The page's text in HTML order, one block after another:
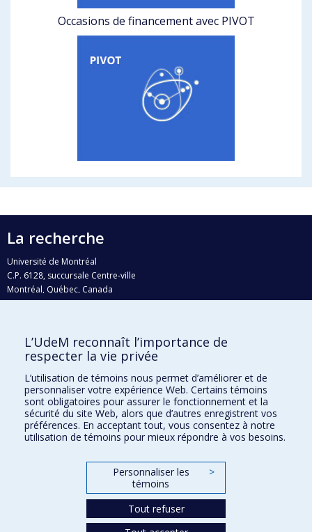
Occasions de financement avec PIVOT
La recherche
Université de Montréal
C.P. 6128, succursale Centre-ville
Montréal, Québec, Canada
H3C 3J7
Qui fait quoi?
Nous trouver
Plan du site
Accessibilité
L’UdeM reconnaît l’importance de
respecter la vie privée
L’utilisation de témoins nous permet d’améliorer et de
personnaliser votre expérience Web. Certains témoins
sont obligatoires pour assurer le fonctionnement et la
sécurité du site Web, alors que d’autres enregistrent vos
préférences. En acceptant tout, vous consentez à notre
utilisation de témoins pour mieux répondre à vos besoins.
Personnaliser les
témoins
>
Tout refuser